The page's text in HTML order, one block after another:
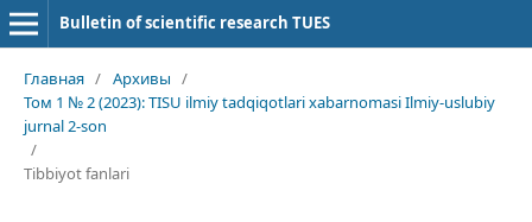
Bulletin of scientific research TUES
Главная / Архивы /
Том 1 № 2 (2023): TISU ilmiy tadqiqotlari xabarnomasi Ilmiy-uslubiy
jurnal 2-son
/
Tibbiyot fanlari